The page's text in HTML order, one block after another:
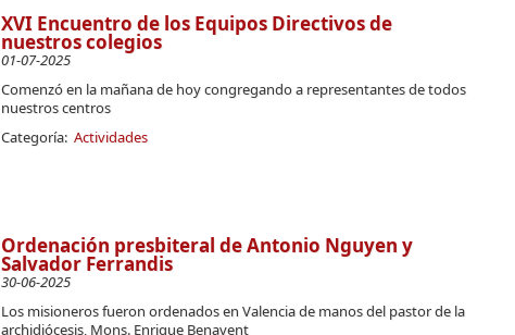
XVI Encuentro de los Equipos Directivos de
nuestros colegios
01-07-2025
Comenzó en la mañana de hoy congregando a representantes de todos
nuestros centros
Categoría: Actividades
Ordenación presbiteral de Antonio Nguyen y
Salvador Ferrandis
30-06-2025
Los misioneros fueron ordenados en Valencia de manos del pastor de la
archidiócesis, Mons. Enrique Benavent